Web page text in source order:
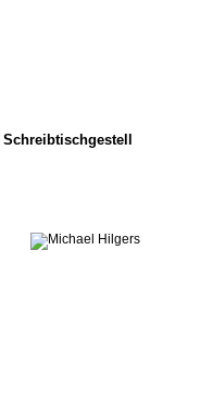
Schreibtischgestell